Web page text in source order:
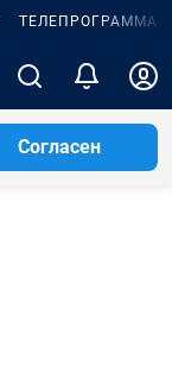
ТЕЛЕПРОГРАММА
Согласен